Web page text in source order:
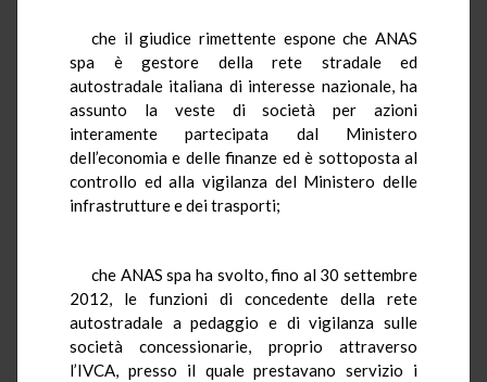
che il giudice rimettente espone che ANAS
spa è gestore della rete stradale ed
autostradale italiana di interesse nazionale, ha
assunto la veste di società per azioni
interamente partecipata dal Ministero
dell’economia e delle finanze ed è sottoposta al
controllo ed alla vigilanza del Ministero delle
infrastrutture e dei trasporti;
che ANAS spa ha svolto, fino al 30 settembre
2012, le funzioni di concedente della rete
autostradale a pedaggio e di vigilanza sulle
società concessionarie, proprio attraverso
l’IVCA, presso il quale prestavano servizio i